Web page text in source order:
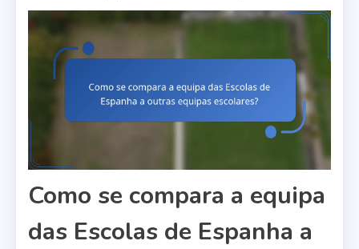
Como se compara a equipa
das Escolas de Espanha a